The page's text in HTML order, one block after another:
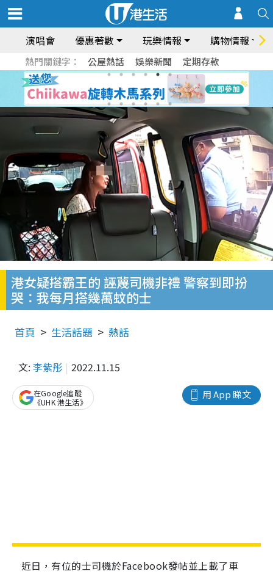
演唱會 優惠著數 玩樂情報 購物情報
熱門關鍵字： 公屋熱話 娛樂新聞 定期存款
港女疑搭霸王的 誣蔑司機非禮 警察到即扮
哭：我每月搭幾萬蚊的士
首頁 生活話題 熱話
文: 李紫彤 2022.11.15
用 App 睇文
在Google追蹤
《UHK 港生活》
近日，有位的士司機於Facebook發帖並上載了車